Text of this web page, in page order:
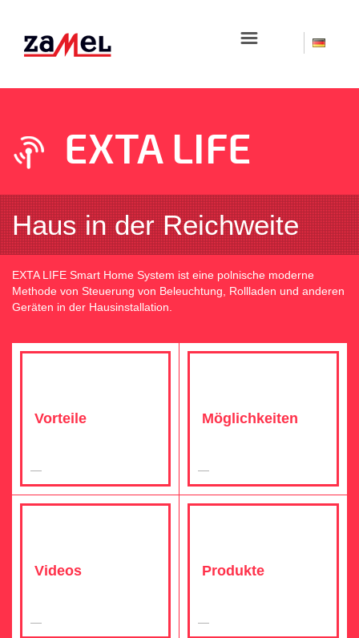
☰
EXTA LIFE
Haus in der Reichweite
EXTA LIFE Smart Home System ist eine polnische moderne
Methode von Steuerung von Beleuchtung, Rollladen und anderen
Geräten in der Hausinstallation.
Vorteile Möglichkeiten
Videos Produkte